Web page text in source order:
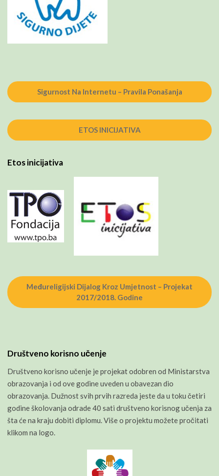
Sigurnost Na Internetu – Pravila Ponašanja
ETOS INICIJATIVA
Etos inicijativa
Međureligijski Dijalog Kroz Umjetnost – Projekat
2017/2018. Godine
Društveno korisno učenje
Društveno korisno učenje je projekat odobren od Ministarstva
obrazovanja i od ove godine uveden u obavezan dio
obrazovanja. Dužnost svih prvih razreda jeste da u toku četiri
godine školovanja odrade 40 sati društveno korisnog učenja za
šta će na kraju dobiti diplomu. Više o projektu možete pročitati
klikom na logo.